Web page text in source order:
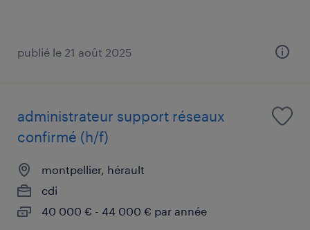
publié le 21 août 2025
administrateur support réseaux
confirmé (h/f)
montpellier, hérault
cdi
40 000 € - 44 000 € par année